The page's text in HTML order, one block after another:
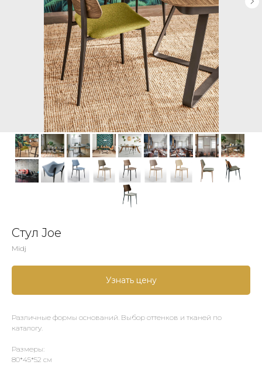
Стул Joe
Midj
Узнать цену
Различные формы оснований. Выбор оттенков и тканей по
каталогу.
Размеры:
80*45*52 см